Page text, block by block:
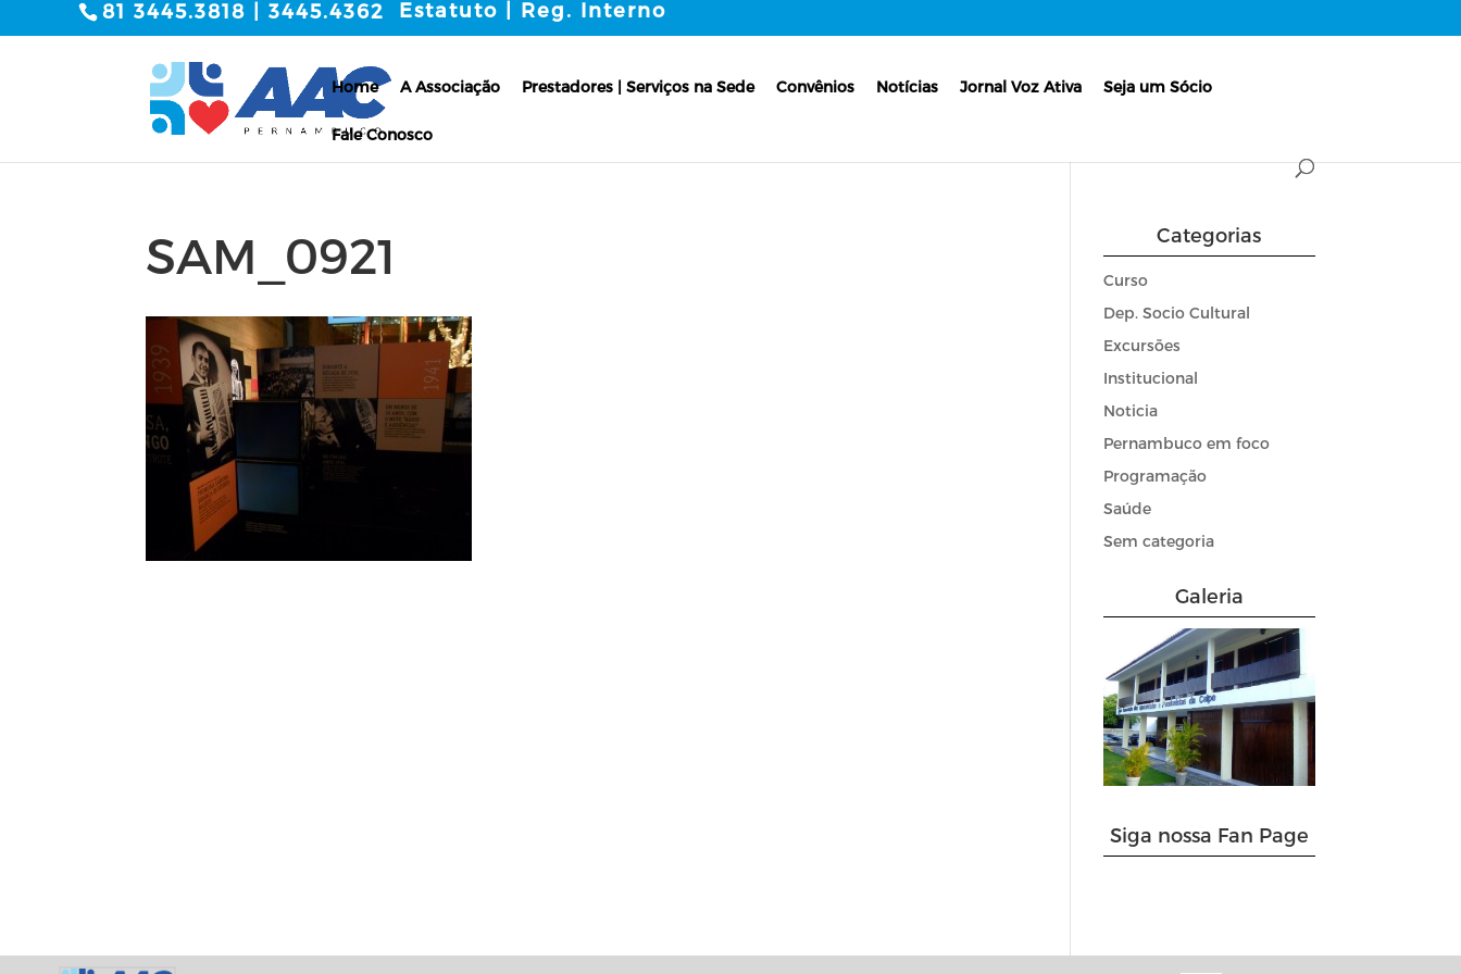
81 3445.3818 | 3445.4362 Estatuto | Reg. Interno
Home A Associação Prestadores | Serviços na Sede Convênios Notícias Jornal Voz Ativa Seja um Sócio
Fale Conosco
SAM_0921 Categorias
Curso
Dep. Socio Cultural
Excursões
Institucional
Noticia
Pernambuco em foco
Programação
Saúde
Sem categoria
Galeria
Siga nossa Fan Page